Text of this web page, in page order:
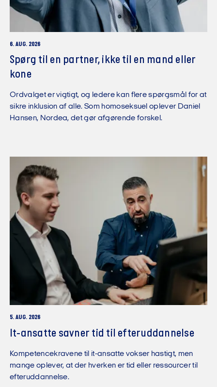
6. AUG. 2026
Spørg til en partner, ikke til en mand eller
kone
Ordvalget er vigtigt, og ledere kan flere spørgsmål for at
sikre inklusion af alle. Som homoseksuel oplever Daniel
Hansen, Nordea, det gør afgørende forskel.
5. AUG. 2026
It-ansatte savner tid til efteruddannelse
Kompetencekravene til it-ansatte vokser hastigt, men
mange oplever, at der hverken er tid eller ressourcer til
efteruddannelse.